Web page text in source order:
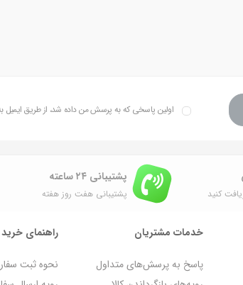
اولین پاسخی که به پرسش من داده شد، از طریق ایمیل
کنید
پشتیبانی ۲۴ ساعته
پشتیبانی هفت روز هفته
خدمات مشتریان
پاسخ به پرسش‌های متداول
راهنمای خرید
نحوه ثبت